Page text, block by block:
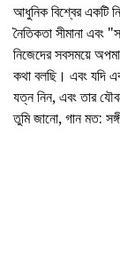
আধুনিক বিশ্বের একটি
নৈতিকতা সীমানা এবং
নিজেদের সবসময়ে
কথা বলছি। এবং যদি
যত্ন নিন, এবং তার
তুমি জানো, গান মত: